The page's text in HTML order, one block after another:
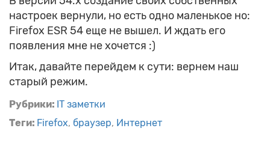
настроек вернули, но есть одно маленькое но:
Firefox ESR 54 еще не вышел. И ждать его
появления мне не хочется :)
Итак, давайте перейдем к сути: вернем наш
старый режим.
Рубрики: IT заметки
Теги: Firefox браузер Интернет